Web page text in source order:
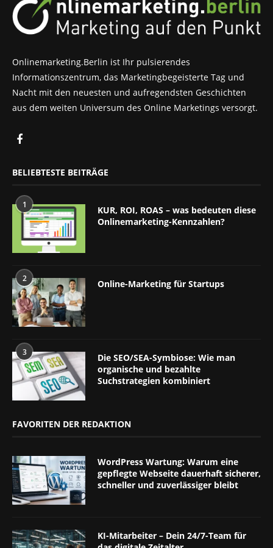
Onlinemarketing.Berlin ist Ihr pulsierendes
Informationszentrum, das Marketingbegeisterte Tag und
Nacht mit den neuesten und aufregendsten Geschichten
aus dem weiten Universum des Online Marketings versorgt.
BELIEBTESTE BEITRÄGE
1
KUR, ROI, ROAS – was bedeuten diese
Onlinemarketing-Kennzahlen?
2 Online-Marketing für Startups
3
Die SEO/SEA-Symbiose: Wie man
organische und bezahlte
Suchstrategien kombiniert
FAVORITEN DER REDAKTION
WordPress Wartung: Warum eine
gepflegte Webseite dauerhaft sicherer,
schneller und zuverlässiger bleibt
KI-Mitarbeiter – Dein 24/7-Team für